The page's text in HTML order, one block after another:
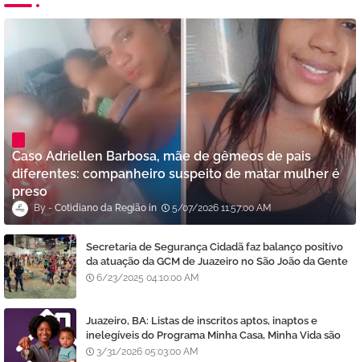
Caso Adriellen Barbosa, mãe de gêmeos de pais
diferentes: companheiro suspeito de matar mulher é
preso
Cotidiano da Região 5/07/2026 11:57:00 AM
Secretaria de Segurança Cidadã faz balanço positivo
da atuação da GCM de Juazeiro no São João da Gente
6/23/2025 04:10:00 AM
Juazeiro, BA: Listas de inscritos aptos, inaptos e
inelegíveis do Programa Minha Casa, Minha Vida são
divulgadas
3/31/2026 05:03:00 AM